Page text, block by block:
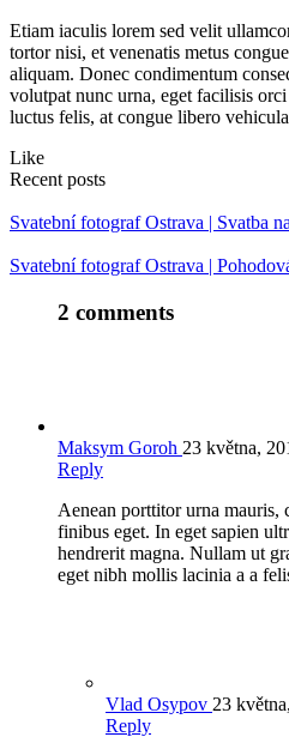
Etiam iaculis lorem sed velit
tortor nisi, et venenatis metus
aliquam. Donec condimentum
volutpat nunc urna, eget facilisis
luctus felis, at congue libero
Like
Recent posts
Svatební fotograf Ostrava | Svatba
Svatební fotograf Ostrava |
2 comments
Maksym Goroh 23 května,
Reply
Aenean porttitor urna mauris,
finibus eget. In eget sapien
hendrerit magna. Nullam ut
eget nibh mollis lacinia a a
Vlad Osypov 23
Reply